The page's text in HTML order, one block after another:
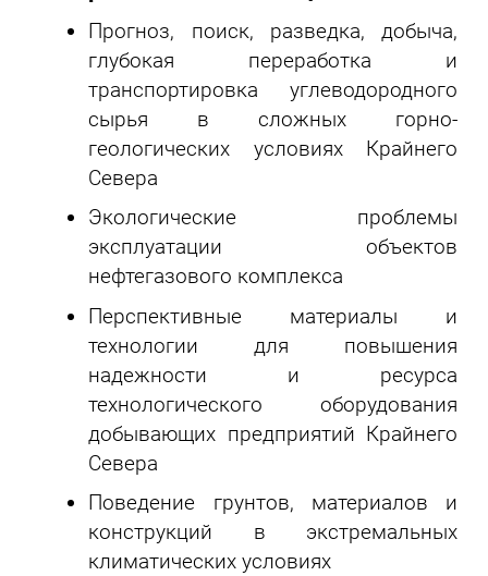
Прогноз, поиск, разведка, добыча,
глубокая переработка и
транспортировка углеводородного
сырья в сложных горно-
геологических условиях Крайнего
Севера
Экологические проблемы
эксплуатации объектов
нефтегазового комплекса
Перспективные материалы и
технологии для повышения
надежности и ресурса
технологического оборудования
добывающих предприятий Крайнего
Севера
Поведение грунтов, материалов и
конструкций в экстремальных
климатических условиях